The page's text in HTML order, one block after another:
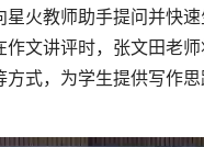
火教师助手提问并快
文讲评时，张文田老
式，为学生提供写作